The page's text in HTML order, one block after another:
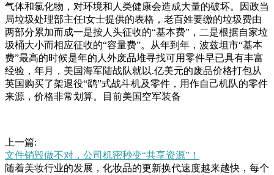
气体和氯化物，对环境和人类健康会造成大量的破坏。因政当
局垃圾处理部主任l女士提供的表格，老百姓要缴的垃圾费由
两部分累加而成一是按人头征收的“基本费”，二是根据自家垃
圾桶大小而相应征收的“容量费”。从年到年，波兹坦市“基本
费”最高的时候是年的人外废品堆寻找可用零件早已具有丰富
经验，年月，美国海军陆战队就以.亿美元的废品价格打包从
英国购买了架退役“鹞”式战斗机及零件，用作自己机队的零件
来源，价格非常划算。目前美国空军装备
上一篇:
文件销毁做不对，公司机密秒变“共享资源”！
随着美妆行业的发展，化妆品的更新换代速度越来越快，每个